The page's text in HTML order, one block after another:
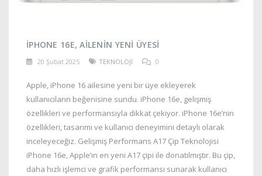
IPHONE 16E, AILENIN YENI ÜYESI
20 Şubat 2025 TEKNOLOJİ 0
Apple, iPhone 16 ailesine yeni bir üye ekleyerek
kullanıcıların beğenisine sundu. iPhone 16e, gelişmiş
özellikleri ve performansıyla dikkat çekiyor. iPhone 16e’nin
özellikleri, tasarımı ve kullanıcı deneyimini detaylı olarak
inceleyeceğiz. Gelişmiş Performans A17 Çip Teknolojisi
iPhone 16e, Apple’ın en yeni A17 çipi ile donatılmıştır. Bu çip,
daha hızlı işlemci ve grafik performansı sunarak kullanıcı